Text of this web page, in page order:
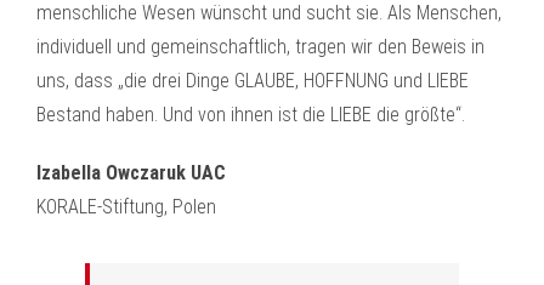
menschliche Wesen wünscht und sucht sie. Als Menschen,
individuell und gemeinschaftlich, tragen wir den Beweis in
uns, dass „die drei Dinge GLAUBE, HOFFNUNG und LIEBE
Bestand haben. Und von ihnen ist die LIEBE die größte“.
Izabella Owczaruk UAC
KORALE-Stiftung, Polen